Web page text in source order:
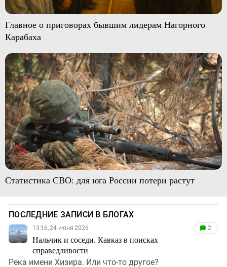
Главное о приговорах бывшим лидерам Нагорного
Карабаха
Статистика СВО: для юга России потери растут
ПОСЛЕДНИЕ ЗАПИСИ В БЛОГАХ
13:16, 24 июня 2026
Нальчик и соседи. Кавказ в поисках
справедливости
2
Река имени Хизира. Или что-то другое?